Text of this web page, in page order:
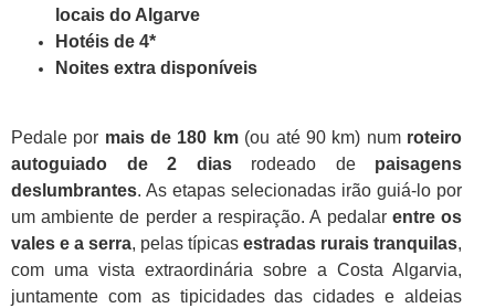
locais do Algarve
Hotéis de 4*
Noites extra disponíveis
Pedale por mais de 180 km(ou até 90 km) num roteiro
autoguiado de 2 diasrodeado de paisagens
deslumbrantes. As etapas selecionadas irão guiá-lo por
um ambiente de perder a respiração. A pedalar entre os
vales e a serra, pelas típicas estradas rurais tranquilas,
com uma vista extraordinária sobre a Costa Algarvia,
juntamente com as tipicidades das cidades e aldeias